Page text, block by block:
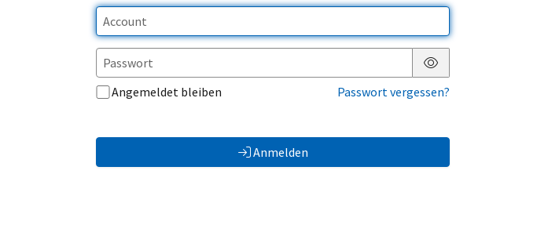
Passwort anzeigen
Angemeldet bleiben
Passwort vergessen?
Anmelden